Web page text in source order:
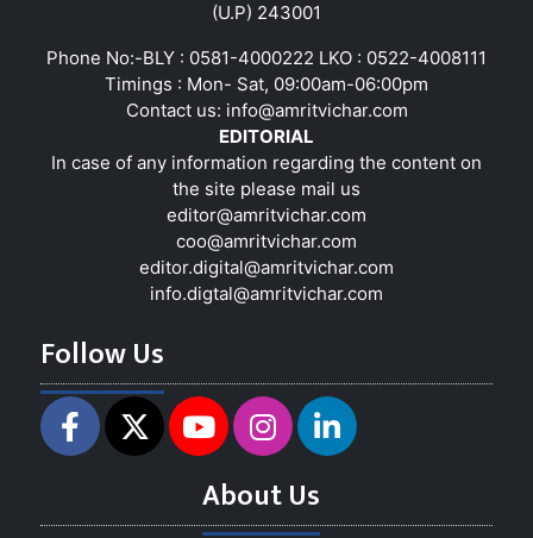
(U.P) 243001
Phone No:-BLY : 0581-4000222 LKO : 0522-4008111
Timings : Mon- Sat, 09:00am-06:00pm
Contact us: info@amritvichar.com
EDITORIAL
In case of any information regarding the content on
the site please mail us
editor@amritvichar.com
coo@amritvichar.com
editor.digital@amritvichar.com
info.digtal@amritvichar.com
Follow Us
About Us